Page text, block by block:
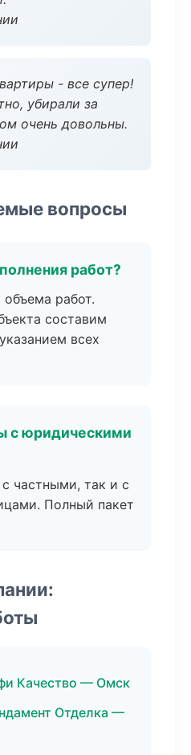
- все супер!
убирали за
очень довольны.
вопросы
работ?
работ.
составим
всех
с юридическими
частными, так и с
Полный пакет
Качество — Омск
Отделка —